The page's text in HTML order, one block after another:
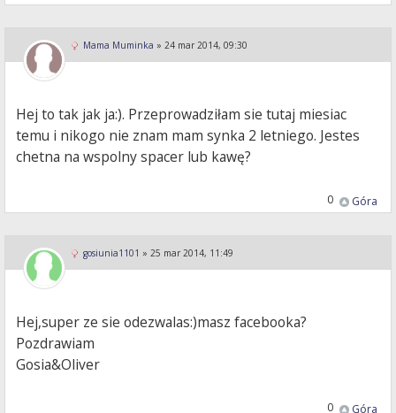
Mama Muminka » 24 mar 2014, 09:30
Hej to tak jak ja:). Przeprowadziłam sie tutaj miesiac
temu i nikogo nie znam mam synka 2 letniego. Jestes
chetna na wspolny spacer lub kawę?
Góra
0
gosiunia1101 » 25 mar 2014, 11:49
Hej,super ze sie odezwalas:)masz facebooka?
Pozdrawiam
Gosia&Oliver
Góra
0